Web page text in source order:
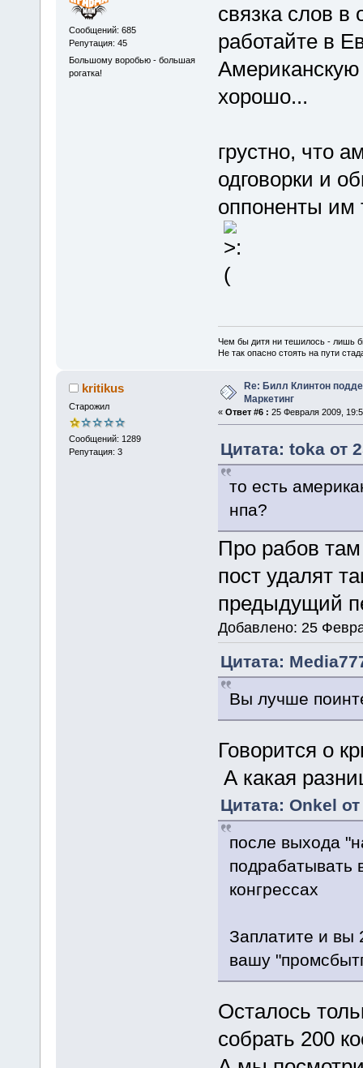
Сообщений: 685
Репутация: 45
Большому воробью - большая
рогатка!
связка слов в
работайте в
хорошо...
грустно, что
одговорки и
оппоненты им
Чем бы дитя ни тешилось - лишь
Не так опасно стоять на пути
kritikus
Старожил
Сообщений: 1289
Репутация: 3
Re: Билл Клинтон
Маркетинг
« Ответ #6 : 25 Февраля 2009,
Цитата: toka от
то есть
нпа?
Про рабов
пост удалят
предыдущий
Добавлено: 25
Цитата:
Вы лучше
Говорится о
А какая
Цитата: Onkel
после выхода
подрабатывать
конгрессах
Заплатите и вы
вашу
Осталось
собрать 200